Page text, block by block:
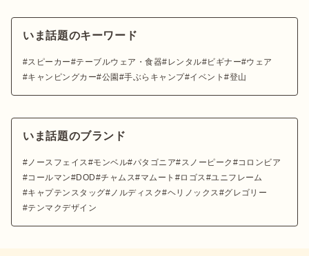
いま話題のキーワード
スピーカー テーブルウェア・食器 レンタル ビギナー
ウェア
キャンピングカー 公園 手ぶらキャンプ イベント 登山
いま話題のブランド
ノースフェイス モンベル パタゴニア スノーピーク
コロンビア
コールマン
DOD チャムス マムート ロゴス
ユニフレーム
キャプテンスタッグ
ノルディスク ヘリノックス
グレゴリー
テンマクデザイン